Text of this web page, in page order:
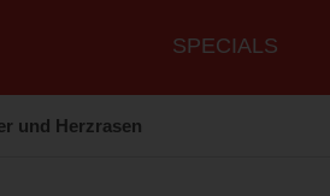
Hauptmenü
SPECIALS
und Herzrasen